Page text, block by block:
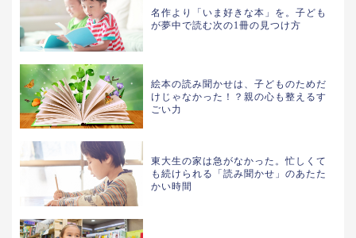
名作より「いま好きな本」を。子ども
が夢中で読む次の1冊の見つけ方
絵本の読み聞かせは、子どものためだ
けじゃなかった！？親の心も整えるす
ごい力
東大生の家は急がなかった。忙しくて
も続けられる「読み聞かせ」のあたた
かい時間